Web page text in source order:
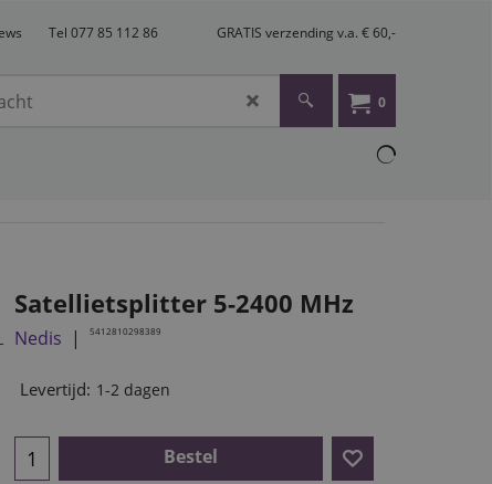
Tel 077 85 112 86 GRATIS verzending v.a. € 60,-
0
Satellietsplitter 5-2400 MHz
Nedis 5412810298389
Levertijd: 1-2 dagen
Bestel